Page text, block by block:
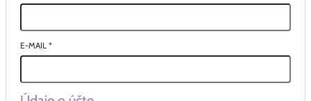
E-MAIL *